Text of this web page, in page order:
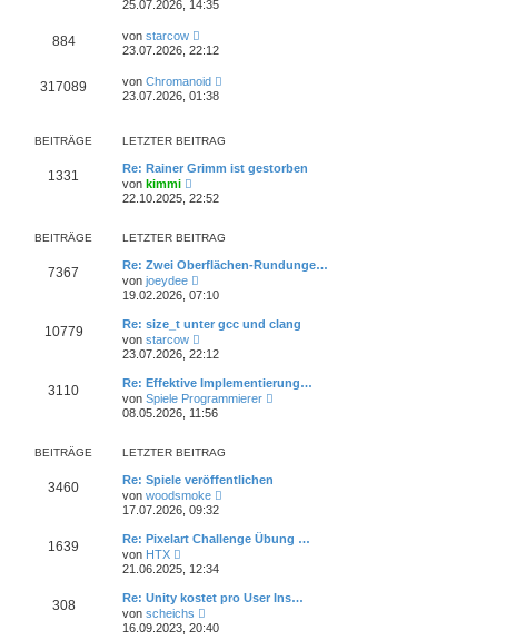
25.07.2026, 14:35
884 von starcow
23.07.2026, 22:12
317089 von Chromanoid
23.07.2026, 01:38
BEITRÄGE LETZTER BEITRAG
1331
Re: Rainer Grimm ist gestorben
von kimmi
e
s
e
r
B
e
t
r
a
22.10.2025, 22:52
BEITRÄGE LETZTER BEITRAG
7367
Re: Zwei Oberflächen-Rundunge…
von joeydee
e
e
s
t
e
B
e
i
a
19.02.2026, 07:10
10779
Re: size_t unter gcc und clang
von starcow
e
e
s
t
e
e
t
r
a
23.07.2026, 22:12
3110
Re: Effektive Implementierung…
von Spiele Programmierer
t
08.05.2026, 11:56
BEITRÄGE LETZTER BEITRAG
3460
Re: Spiele veröffentlichen
von woodsmoke
e
s
B
17.07.2026, 09:32
1639
Re: Pixelart Challenge Übung …
von HTX
e
u
e
s
t
e
21.06.2025, 12:34
308
Re: Unity kostet pro User Ins…
von scheichs
e
16.09.2023, 20:40